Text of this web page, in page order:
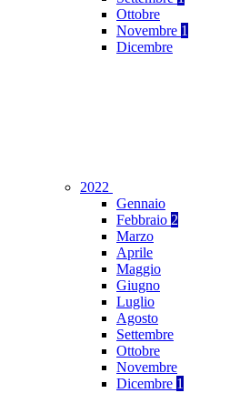
Ottobre
Novembre 1
Dicembre
2022
Gennaio
Febbraio 2
Marzo
Aprile
Maggio
Giugno
Luglio
Agosto
Settembre
Ottobre
Novembre
Dicembre 1